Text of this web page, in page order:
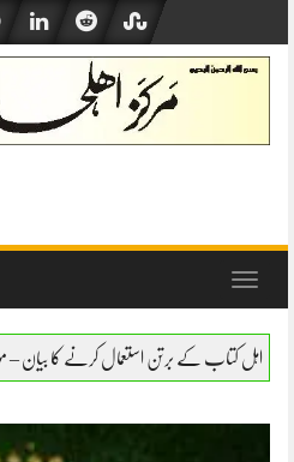
content
Toggle
کا بیان – مولانا ابو بکر صدیق حفظہ اللہ